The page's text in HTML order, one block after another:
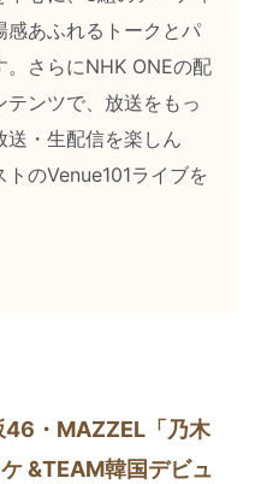
感あふれるトークとパ
。さらにNHK ONEの配
ンツで、放送をもっ
送・生配信を楽しん
のVenue101ライブを
46・MAZZEL「乃木
&TEAM韓国デビュ